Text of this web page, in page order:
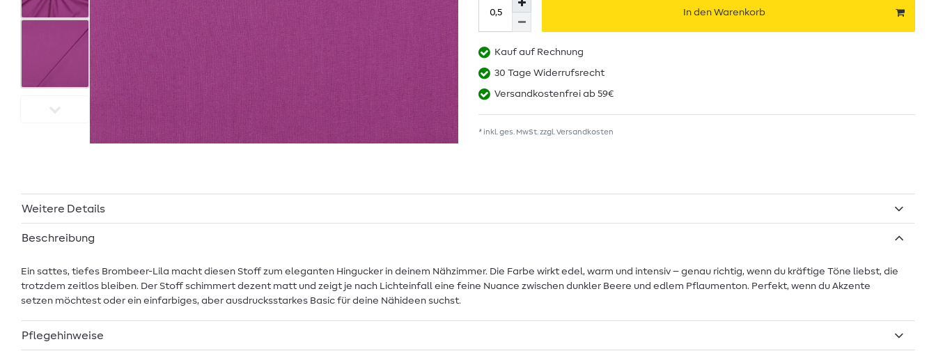
In den Warenkorb
Kauf auf Rechnung
30 Tage Widerrufsrecht
Versandkostenfrei ab 59€
* inkl. ges. MwSt. zzgl.Versandkosten
Weitere Details
Beschreibung
Ein sattes, tiefes Brombeer-Lila macht diesen Stoff zum eleganten Hingucker in deinem Nähzimmer. Die Farbe wirkt edel, warm und intensiv – genau richtig, wenn du kräftige Töne liebst, die
trotzdem zeitlos bleiben. Der Stoff schimmert dezent matt und zeigt je nach Lichteinfall eine feine Nuance zwischen dunkler Beere und edlem Pflaumenton. Perfekt, wenn du Akzente
setzen möchtest oder ein einfarbiges, aber ausdrucksstarkes Basic für deine Nähideen suchst.
Pflegehinweise